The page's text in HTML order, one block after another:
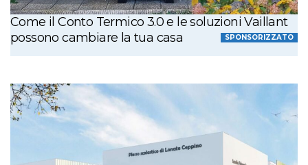
Come il Conto Termico 3.0 e le soluzioni Vaillant
possono cambiare la tua casa
SPONSORIZZATO